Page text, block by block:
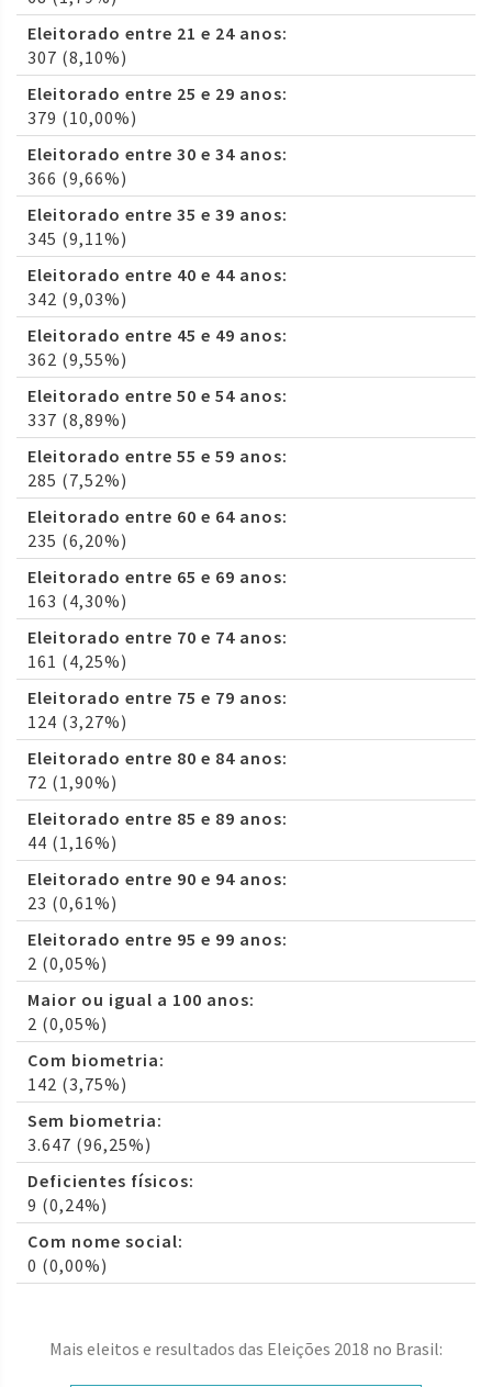
Eleitorado entre 21 e 24 anos:
307 (8,10%)
Eleitorado entre 25 e 29 anos:
379 (10,00%)
Eleitorado entre 30 e 34 anos:
366 (9,66%)
Eleitorado entre 35 e 39 anos:
345 (9,11%)
Eleitorado entre 40 e 44 anos:
342 (9,03%)
Eleitorado entre 45 e 49 anos:
362 (9,55%)
Eleitorado entre 50 e 54 anos:
337 (8,89%)
Eleitorado entre 55 e 59 anos:
285 (7,52%)
Eleitorado entre 60 e 64 anos:
235 (6,20%)
Eleitorado entre 65 e 69 anos:
163 (4,30%)
Eleitorado entre 70 e 74 anos:
161 (4,25%)
Eleitorado entre 75 e 79 anos:
124 (3,27%)
Eleitorado entre 80 e 84 anos:
72 (1,90%)
Eleitorado entre 85 e 89 anos:
44 (1,16%)
Eleitorado entre 90 e 94 anos:
23 (0,61%)
Eleitorado entre 95 e 99 anos:
2 (0,05%)
Maior ou igual a 100 anos:
2 (0,05%)
Com biometria:
142 (3,75%)
Sem biometria:
3.647 (96,25%)
Deficientes físicos:
9 (0,24%)
Com nome social:
0 (0,00%)
Mais eleitos e resultados das Eleições 2018 no Brasil: